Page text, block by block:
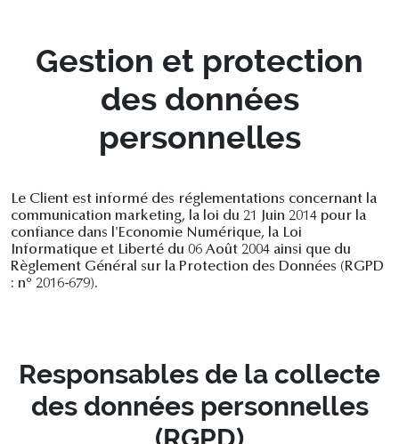
Gestion et protection
des données
personnelles
Le Client est informé des réglementations concernant la
communication marketing, la loi du 21 Juin 2014 pour la
confiance dans l'Economie Numérique, la Loi
Informatique et Liberté du 06 Août 2004 ainsi que du
Règlement Général sur la Protection des Données (RGPD
: n° 2016-679).
Responsables de la collecte
des données personnelles